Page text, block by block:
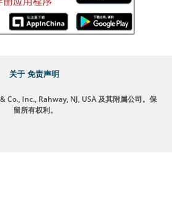
关于 免责声明
Co., Inc., Rahway, NJ, USA 及其附属公司。保
留所有权利。